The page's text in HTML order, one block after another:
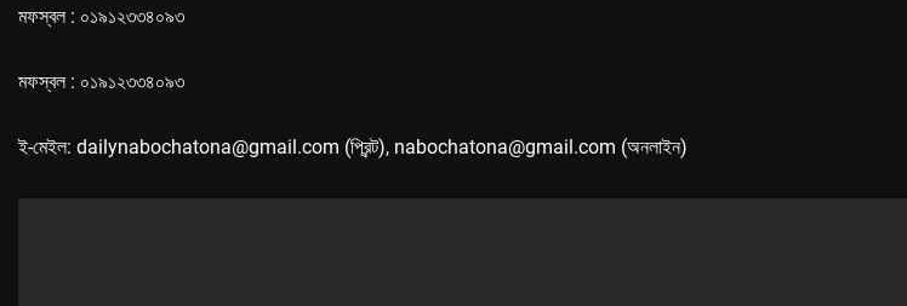
মফস্বল : ০১৯১২৩৩৪০৯৩
মফস্বল : ০১৯১২৩৩৪০৯৩
ই-মেইল: dailynabochatona@gmail.com (প্রিন্ট), nabochatona@gmail.com (অনলাইন)